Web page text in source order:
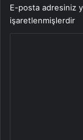
E-posta adresiniz
işaretlenmişlerdir